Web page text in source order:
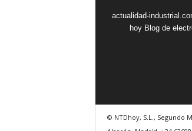
actualidad-
hoy Blog de
© NTDhoy, S.L., Segundo